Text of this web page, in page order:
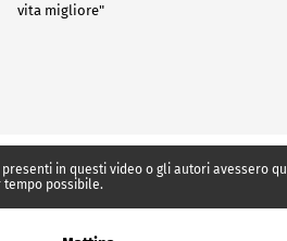
vita migliore"
in questi video o gli autori avessero
possibile.